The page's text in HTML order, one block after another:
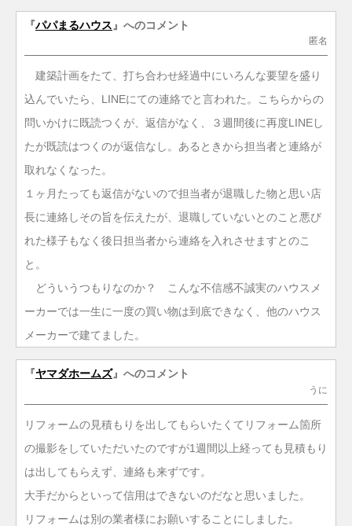
『パパまるハウス 』へのコメント
匿名
建築計画をたて、打ち合わせ経過中にいろんな要望を盛り
込んでいたら、LINEにての連絡でと言われた。こちらからの
問いかけに既読つくが、返信がなく、３週間後に再度LINEし
たが既読はつくのが返信なし。あるときから担当者と連絡が
取れなくなった。
１ヶ月たっても返信がないので担当者が退職した物と思い店
長に連絡しその旨を伝えたが、退職していないとのこと悪び
れた様子もなく後日担当者から連絡を入れさせますとのこ
と。
どういうつもりなのか？ こんな不信感不誠実のハウスメ
ーカーでは一生に一度の買い物は到底できなく、他のハウス
メーカーで建てました。
『ヤマダホームズ』へのコメント
うに
リフォームの見積もりを出してもらいたくてリフォーム箇所
の撮影をしていただいたのですが1週間以上経っても見積もり
は出してもらえず、連絡も来ずです。
大手だからといって信用はできないのだなと思いました。
リフォームは別の業者様にお願いすることにしました。